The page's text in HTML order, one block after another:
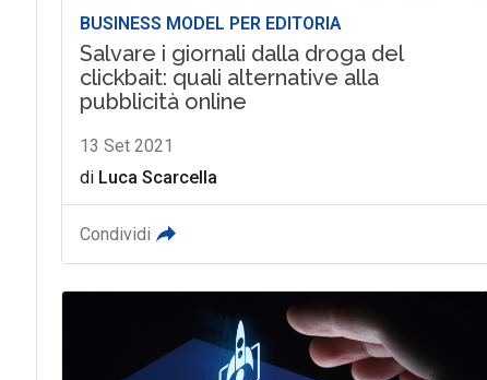
BUSINESS MODEL PER EDITORIA
Salvare i giornali dalla droga del
clickbait: quali alternative alla
pubblicità online
13 Set 2021
di Luca Scarcella
Condividi